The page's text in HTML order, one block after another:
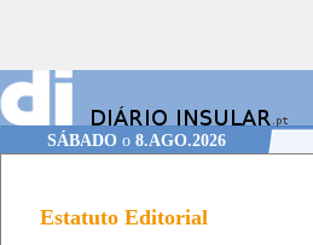
SÁBADOo 8.AGO.2026
Estatuto Editorial